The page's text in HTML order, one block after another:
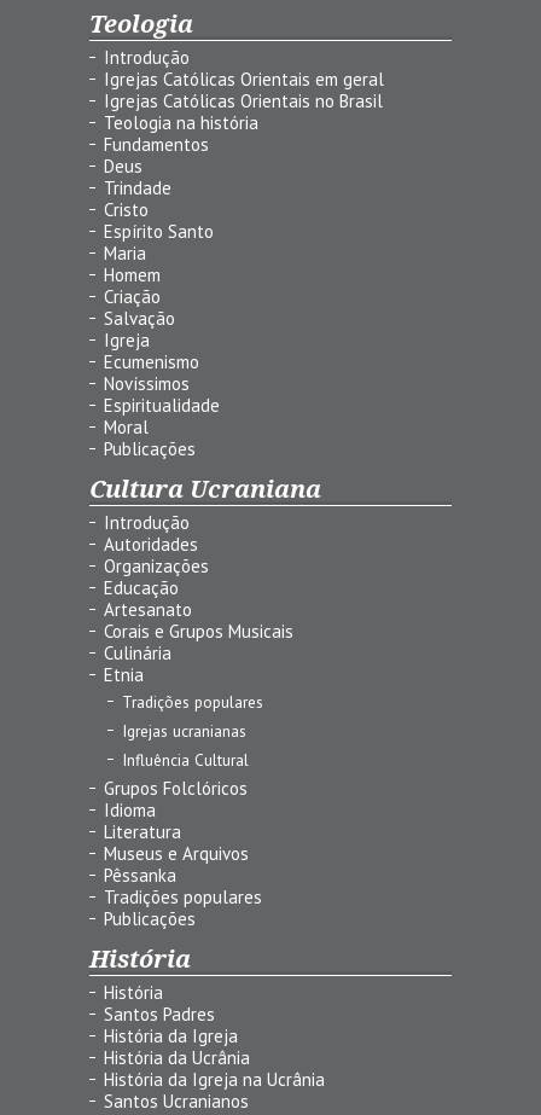
Teologia
Introdução
Igrejas Católicas Orientais em geral
Igrejas Católicas Orientais no Brasil
Teologia na história
Fundamentos
Deus
Trindade
Cristo
Espírito Santo
Maria
Homem
Criação
Salvação
Igreja
Ecumenismo
Novíssimos
Espiritualidade
Moral
Publicações
Cultura Ucraniana
Introdução
Autoridades
Organizações
Educação
Artesanato
Corais e Grupos Musicais
Culinária
Etnia
Tradições populares
Igrejas ucranianas
Influência Cultural
Grupos Folclóricos
Idioma
Literatura
Museus e Arquivos
Pêssanka
Tradições populares
Publicações
História
História
Santos Padres
História da Igreja
História da Ucrânia
História da Igreja na Ucrânia
Santos Ucranianos